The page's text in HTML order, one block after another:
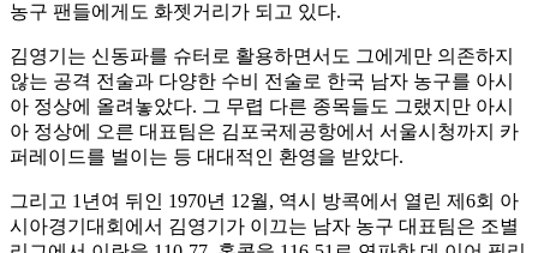
농구 팬들에게도 화젯거리가 되고 있다.
김영기는 신동파를 슈터로 활용하면서도 그에게만 의존하지
않는 공격 전술과 다양한 수비 전술로 한국 남자 농구를 아시
아 정상에 올려놓았다. 그 무렵 다른 종목들도 그랬지만 아시
아 정상에 오른 대표팀은 김포국제공항에서 서울시청까지 카
퍼레이드를 벌이는 등 대대적인 환영을 받았다.
그리고 1년여 뒤인 1970년 12월, 역시 방콕에서 열린 제6회 아
시아경기대회에서 김영기가 이끄는 남자 농구 대표팀은 조별